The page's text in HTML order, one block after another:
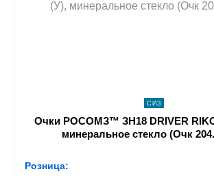
СИЗ
Очки РОСОМЗ™ ЗН18 DRIVER
минеральное стекло (Очк
Розница: